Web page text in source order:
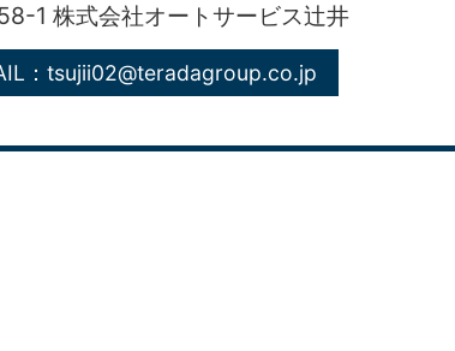
1 株式会社オートサービス辻井
：tsujii02@teradagroup.co.jp